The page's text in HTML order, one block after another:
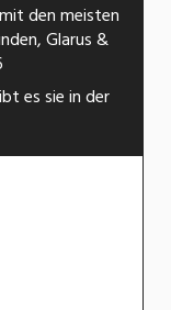
den meisten
Glarus &
es sie in der